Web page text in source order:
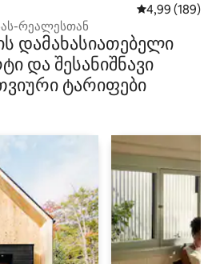
საშუალო
4,99 (189)
რეალესთან
დამახასიათებელი
და შესანიშნავი
ტარიფები